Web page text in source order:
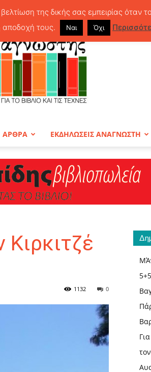
ΑΝΑΓΝΩΣΤΗΣ
ΑΡΘΡΑ ΕΚΔΗΛΩΣΕΙΣ ΑΝΑΓΝΩΣΤΗ
0
1132
της δικής σας εμπειρίας όταν
αποδοχή τους.
Ναι Όχι